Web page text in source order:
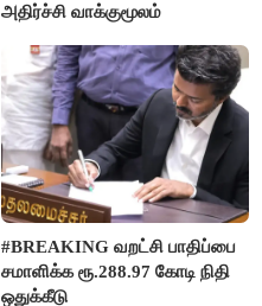
அதிர்ச்சி வாக்குமூலம்
#BREAKING வறட்சி பாதிப்பை
சமாளிக்க ரூ.288.97 கோடி நிதி
ஒதுக்கீடு